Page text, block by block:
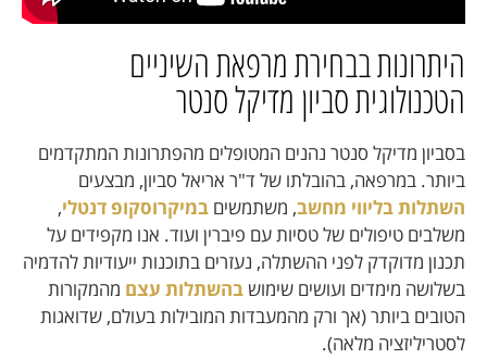
היתרונות בבחירת מרפאת השיניים
הטכנולוגית סביון מדיקל סנטר
בסביון מדיקל סנטר נהנים המטופלים מהפתרונות המתקדמים
ביותר. במרפאה, בהובלתו של ד"ר אריאל סביון, מבצעים
השתלות בליווי מחשב, משתמשים במיקרוסקופ דנטלי,
משלבים טיפולים של טסיות עם פיברין ועוד. אנו מקפידים על
תכנון מדוקדק לפני ההשתלה, נעזרים בתוכנות ייעודיות להדמיה
בשלושה מימדים ועושים שימוש בהשתלות עצם מהמקורות
הטובים ביותר (אך ורק מהמעבדות המובילות בעולם, שדואגות
לסטריליזציה מלאה).